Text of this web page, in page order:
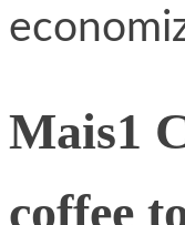
Mais1
coffee